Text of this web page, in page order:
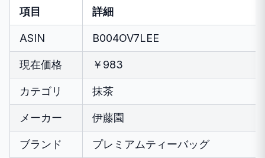
項目 詳細
ASIN B004OV7LEE
現在価格 ￥983
カテゴリ 抹茶
メーカー 伊藤園
ブランド プレミアムティーバッグ